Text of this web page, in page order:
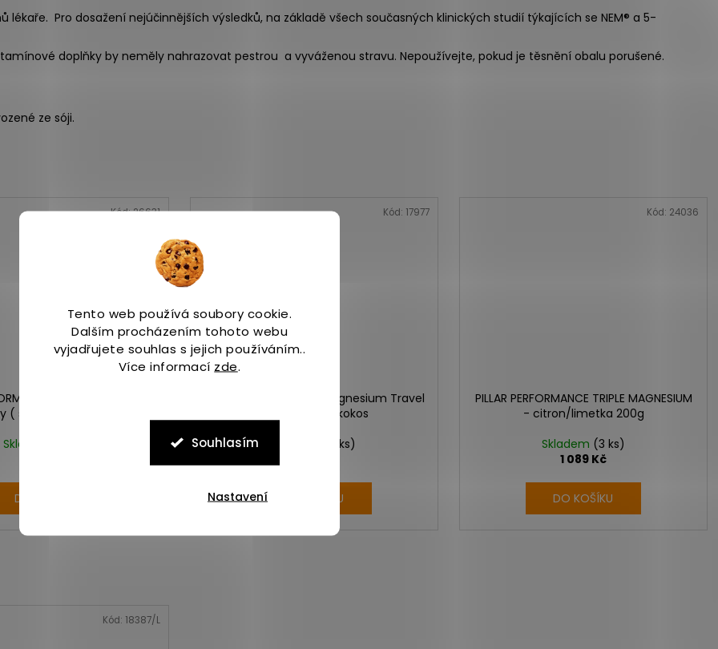
Tento web používá soubory cookie.
Dalším procházením tohoto webu
vyjadřujete souhlas s jejich používáním..
Více informací zde.
Souhlasím
Nastavení
Pro dosažení nejúčinnějších výsledků, na základě všech současných klinických studií týkajících se NEM® a 5-
doplňky by neměly nahrazovat pestrou a vyváženou stravu. Nepoužívejte, pokud je těsnění obalu porušené.
ze sóji.
TRIPLE MAGNESIUM
( sáček, 80 dávek ), 400G
Skladem
DO KOŠÍKU
Kód:26631
PILLAR PERFORMANCE Magnesium Travel
Pack ananas/kokos
(2 ks)
DO KOŠÍKU
Kód: 17977
PILLAR PERFORMANCE TRIPLE MAGNESIUM
- citron/limetka 200g
Skladem (3 ks)
1 089 Kč
DO KOŠÍKU
Kód: 24036
Kód: 18387/L